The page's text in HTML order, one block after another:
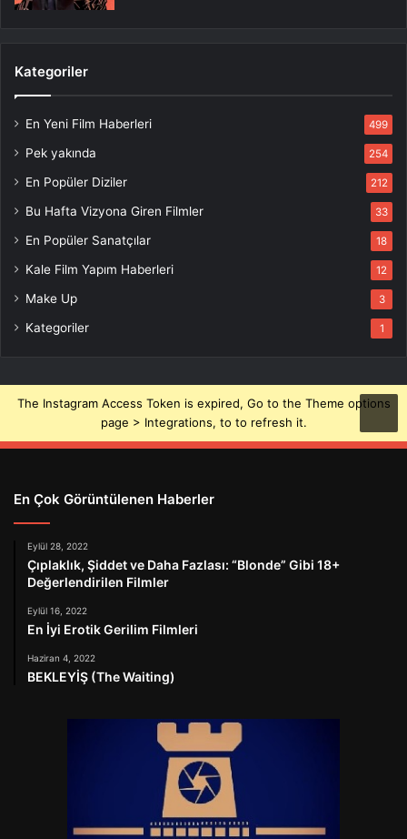
Kategoriler
En Yeni Film Haberleri 499
Pek yakında 254
En Popüler Diziler 212
Bu Hafta Vizyona Giren Filmler 33
En Popüler Sanatçılar 18
Kale Film Yapım Haberleri 12
Make Up 3
Kategoriler 1
The Instagram Access Token is expired, Go to the Theme options
page > Integrations, to to refresh it.
En Çok Görüntülenen Haberler
Eylül 28, 2022
Çıplaklık, Şiddet ve Daha Fazlası: “Blonde” Gibi 18+
Değerlendirilen Filmler
Eylül 16, 2022
En İyi Erotik Gerilim Filmleri
Haziran 4, 2022
BEKLEYİŞ (The Waiting)